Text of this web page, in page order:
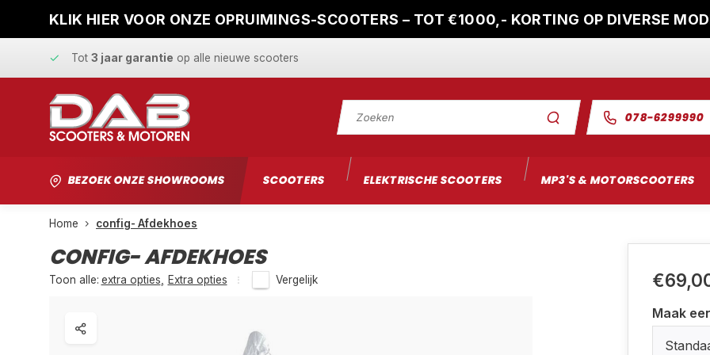
KLIK HIER VOOR ONZE OPRUIMINGS-SCOOTERS – TOT €1000,- KORTING OP DIVERSE
Snelle leveringen vaste scherpe prijzen
Tot 3 jaar garantie op alle nieuwe scooters
Gratis ophaalservicebij reparatie
Snelle leveringenvaste scherpe prijzen
078-6299990
BEZOEK ONZE SHOWROOMS SCOOTERS ELEKTRISCHE SCOOTERS MP3'S & MOTORSCOOTERS
Home config- Afdekhoes
CONFIG- AFDEKHOES
Toon alle: extra opties Extra opties Vergelijk
Maak